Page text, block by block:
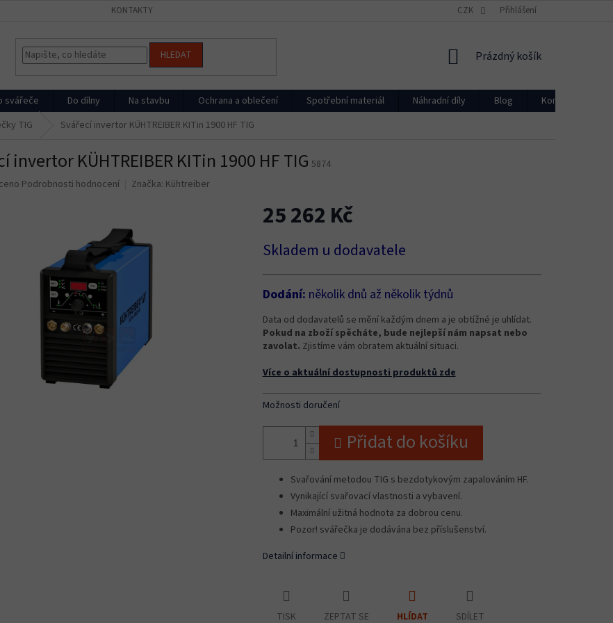
KONTAKTY CZK Přihlášení
HLEDAT
NÁKUPNÍ
Prázdný košík
svářeče Do dílny Na stavbu Ochrana a oblečení Spotřební materiál Náhradní díly Blog
Kontakty
TIG Svářecí invertor KÜHTREIBER KITin 1900 HF TIG
invertor KÜHTREIBER KITin 1900 HF TIG 5874
Podrobnosti hodnocení Značka: Kühtreiber
25 262 Kč
cena:
Skladem u dodavatele
Dodání: několik dnů až několik týdnů
Data od dodavatelů se mění každým dnem a je obtížné je uhlídat.
Pokud na zboží spěcháte, bude nejlepší nám napsat nebo
zavolat. Zjistíme vám obratem aktuální situaci.
Více o aktuální dostupnosti produktů zde
Možnosti doručení
Přidat do košíku
Svařování metodou TIG s bezdotykovým zapalováním HF.
Vynikající svařovací vlastnosti a vybavení.
Maximální užitná hodnota za dobrou cenu.
Pozor! svářečka je dodávána bez příslušenství.
Detailní informace
TISK ZEPTAT SE HLÍDAT SDÍLET